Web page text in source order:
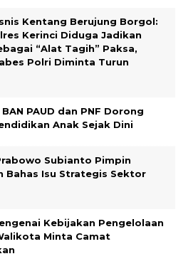
Kentang Berujung Borgol:
Kerinci Diduga Jadikan
“Alat Tagih” Paksa,
Polri Diminta Turun
PAUD dan PNF Dorong
Anak Sejak Dini
Subianto Pimpin
Bahas Isu Strategis Sektor
Kebijakan Pengelolaan
Minta Camat